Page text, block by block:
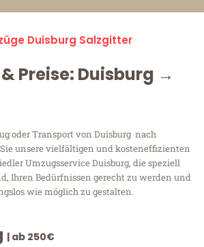
Duisburg Salzgitter
Preise: Duisburg →
oder Transport von Duisburg nach
unsere vielfältigen und kosteneffizienten
Umzugsservice Duisburg, die speziell
Ihren Bedürfnissen gerecht zu werden und
wie möglich zu gestalten.
| ab 250€